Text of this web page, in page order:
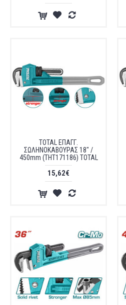
TOTAL ΕΠΑΓΓ.
ΣΩΛΗΝΟΚΑΒΟΥΡΑΣ 18" /
450mm (THT171186) TOTAL
15,62€